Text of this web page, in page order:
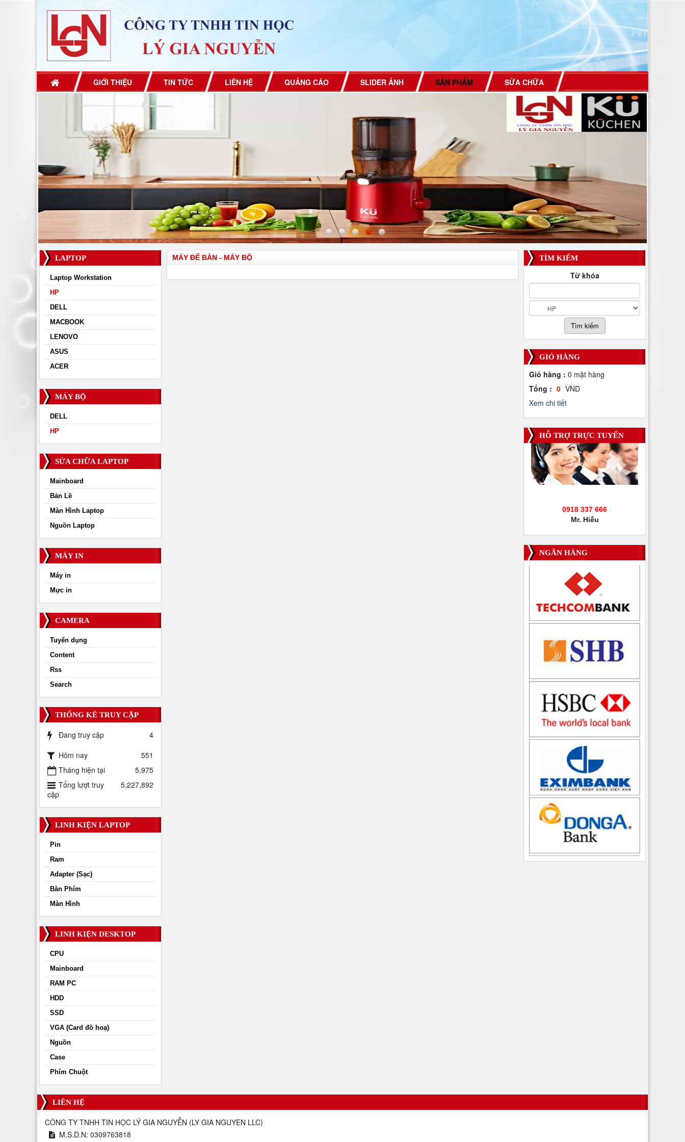
GIỚI THIỆU TIN TỨC LIÊN HỆ QUẢNG CÁO SLIDER ẢNH SẢN PHẨM SỬA CHỮA
MÁY ĐỂ BÀN - MÁY BỘ TÌM KIẾM
Từ khóa
GIỎ HÀNG
Giỏ hàng : 0 mặt hàng
Tổng : 0 VND
Xem chi tiết
HỖ TRỢ TRỰC TUYẾN
0918 337 666
Mr. Hiếu
NGÂN HÀNG
LAPTOP
Laptop Workstation
HP
DELL
MACBOOK
LENOVO
ASUS
ACER
MÁY BỘ
DELL
HP
SỬA CHỮA LAPTOP
Mainboard
Bản Lề
Màn Hình Laptop
Nguồn Laptop
MÁY IN
Máy in
Mực in
CAMERA
Tuyển dụng
Content
Rss
Search
THỐNG KÊ TRUY CẬP
Đang truy cập
4
Hôm nay
551
Tháng hiện tại
5,975
Tổng lượt truy
cập
5,227,892
LINH KIỆN LAPTOP
Pin
Ram
Adapter (Sạc)
Bàn Phím
Màn Hình
LINH KIỆN DESKTOP
CPU
Mainboard
RAM PC
HDD
SSD
VGA (Card đồ hoạ)
Nguồn
Case
Phím Chuột
LIÊN HỆ
CÔNG TY TNHH TIN HỌC LÝ GIA NGUYỄN (LY GIA NGUYEN LLC)
M.S.D.N: 0309763818